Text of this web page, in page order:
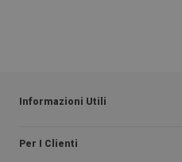
Informazioni Utili
Termini e condizioni
Per I Clienti